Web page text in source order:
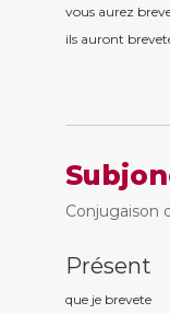
vous aurez
ils auront brevet
Conjugaison
Présent
que je brevete